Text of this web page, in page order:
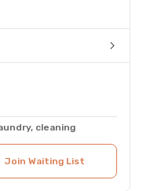
cleaning
Join Waiting List